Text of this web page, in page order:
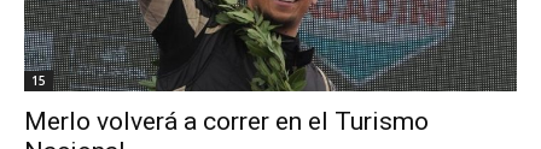
15
Merlo volverá a correr en el Turismo